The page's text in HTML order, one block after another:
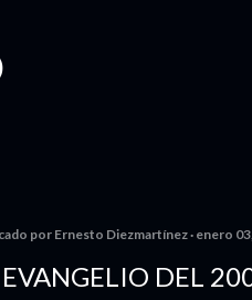
porErnesto Diezmartínez enero
EVANGELIO DEL